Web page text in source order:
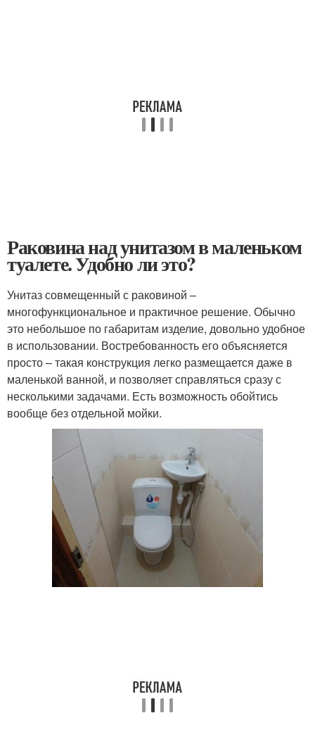
Раковина над унитазом в маленьком
туалете. Удобно ли это?
Унитаз совмещенный с раковиной –
многофункциональное и практичное решение. Обычно
это небольшое по габаритам изделие, довольно удобное
в использовании. Востребованность его объясняется
просто – такая конструкция легко размещается даже в
маленькой ванной, и позволяет справляться сразу с
несколькими задачами. Есть возможность обойтись
вообще без отдельной мойки.